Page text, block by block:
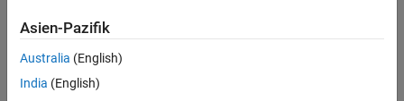
Asien-Pazifik
Australia (English)
India (English)